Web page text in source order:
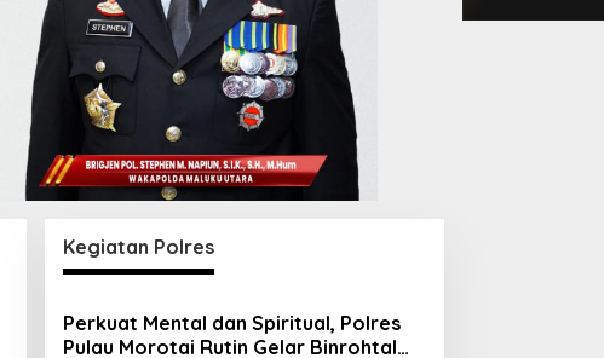
Kegiatan Polres
Perkuat Mental dan Spiritual, Polres
Pulau Morotai Rutin Gelar Binrohtal